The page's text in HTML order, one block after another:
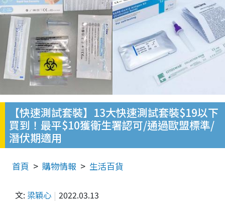
【快速測試套裝】13大快速測試套裝$19以下
買到！最平$10獲衛生署認可/通過歐盟標準/
潛伏期適用
首頁 購物情報 生活百貨
文: 梁穎心 2022.03.13